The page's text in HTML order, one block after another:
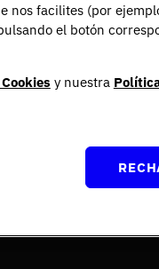
nos facilites (por
el botón
y nuestra